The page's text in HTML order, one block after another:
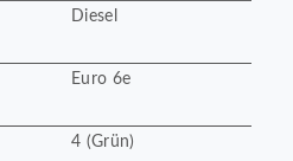
Diesel
Euro 6e
4 (Grün)